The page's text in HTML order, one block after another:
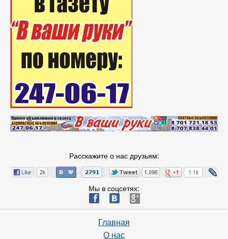
Расскажите о нас друзьям:
Мы в соцсетях:
ä æ è
Главная
О нас